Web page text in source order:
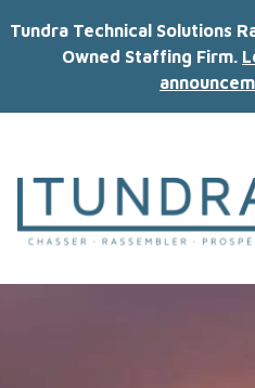
Tundra Technical Solutions
Owned Staffing Firm.
MAIN